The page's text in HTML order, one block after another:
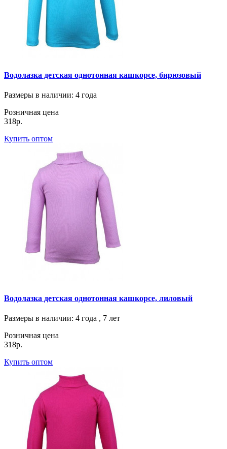
Водолазка детская однотонная кашкорсе, бирюзовый
Размеры в наличии: 4 года
Розничная цена
318р.
Купить оптом
Водолазка детская однотонная кашкорсе, лиловый
Размеры в наличии: 4 года , 7 лет
Розничная цена
318р.
Купить оптом